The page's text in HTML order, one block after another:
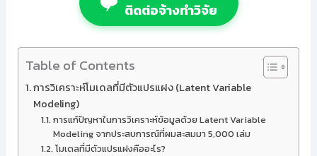
ติดต่อจ้างทำวิจัย
Table of Contents
การวิเคราะห์โมเดลที่มีตัวแปรแฝง (Latent Variable
Modeling)
การแก้ปัญหาในการวิเคราะห์ข้อมูลด้วย Latent Variable
Modeling จากประสบการณ์ที่ผมสะสมมา 5,000 เล่ม
โมเดลที่มีตัวแปรแฝงคืออะไร?